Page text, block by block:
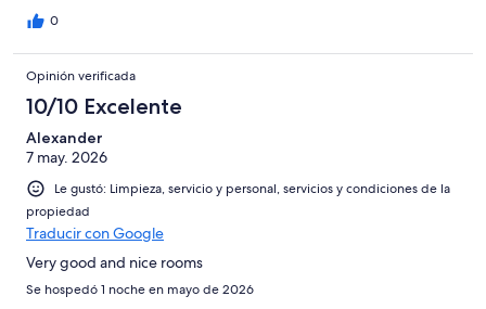
0
Opinión verificada
10/10 Excelente
Alexander
7 may. 2026
Le gustó: Limpieza, servicio y personal, servicios y condiciones de la
propiedad
Traducir con Google
Very good and nice rooms
Se hospedó 1 noche en mayo de 2026